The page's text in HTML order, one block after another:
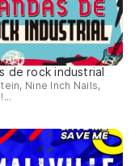
de rock industrial
Nine Inch Nails,